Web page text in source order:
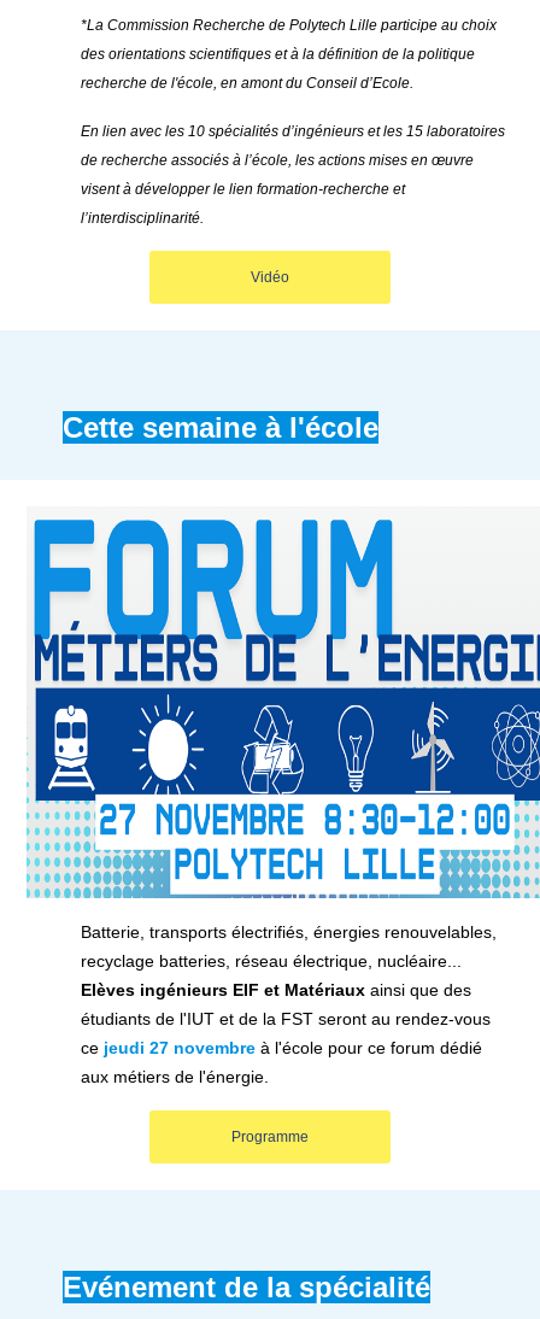
*La Commission Recherche de Polytech Lille participe au choix
des orientations scientifiques et à la définition de la politique
recherche de l'école, en amont du Conseil d’Ecole.
En lien avec les 10 spécialités d’ingénieurs et les 15 laboratoires
de recherche associés à l’école, les actions mises en œuvre
visent à développer le lien formation-recherche et
l’interdisciplinarité.
Vidéo
Cette semaine à l'école
Batterie, transports électrifiés, énergies renouvelables,
recyclage batteries, réseau électrique, nucléaire...
Elèves ingénieurs EIF et Matériauxainsi que des
étudiants de l'IUT et de la FST seront au rendez-vous
ce jeudi 27 novembre à l'école pour ce forum dédié
aux métiers de l'énergie.
Programme
Evénement de la spécialité